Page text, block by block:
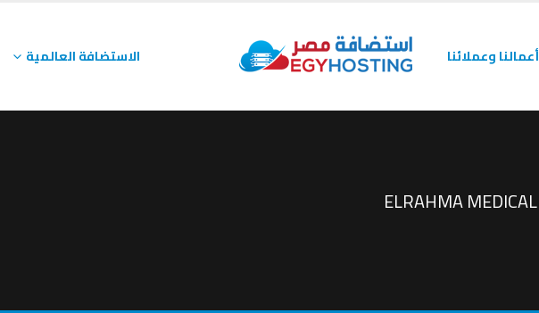
أعمالنا وعملائنا الاستضافة العالمية
ELRAHMA MEDICAL